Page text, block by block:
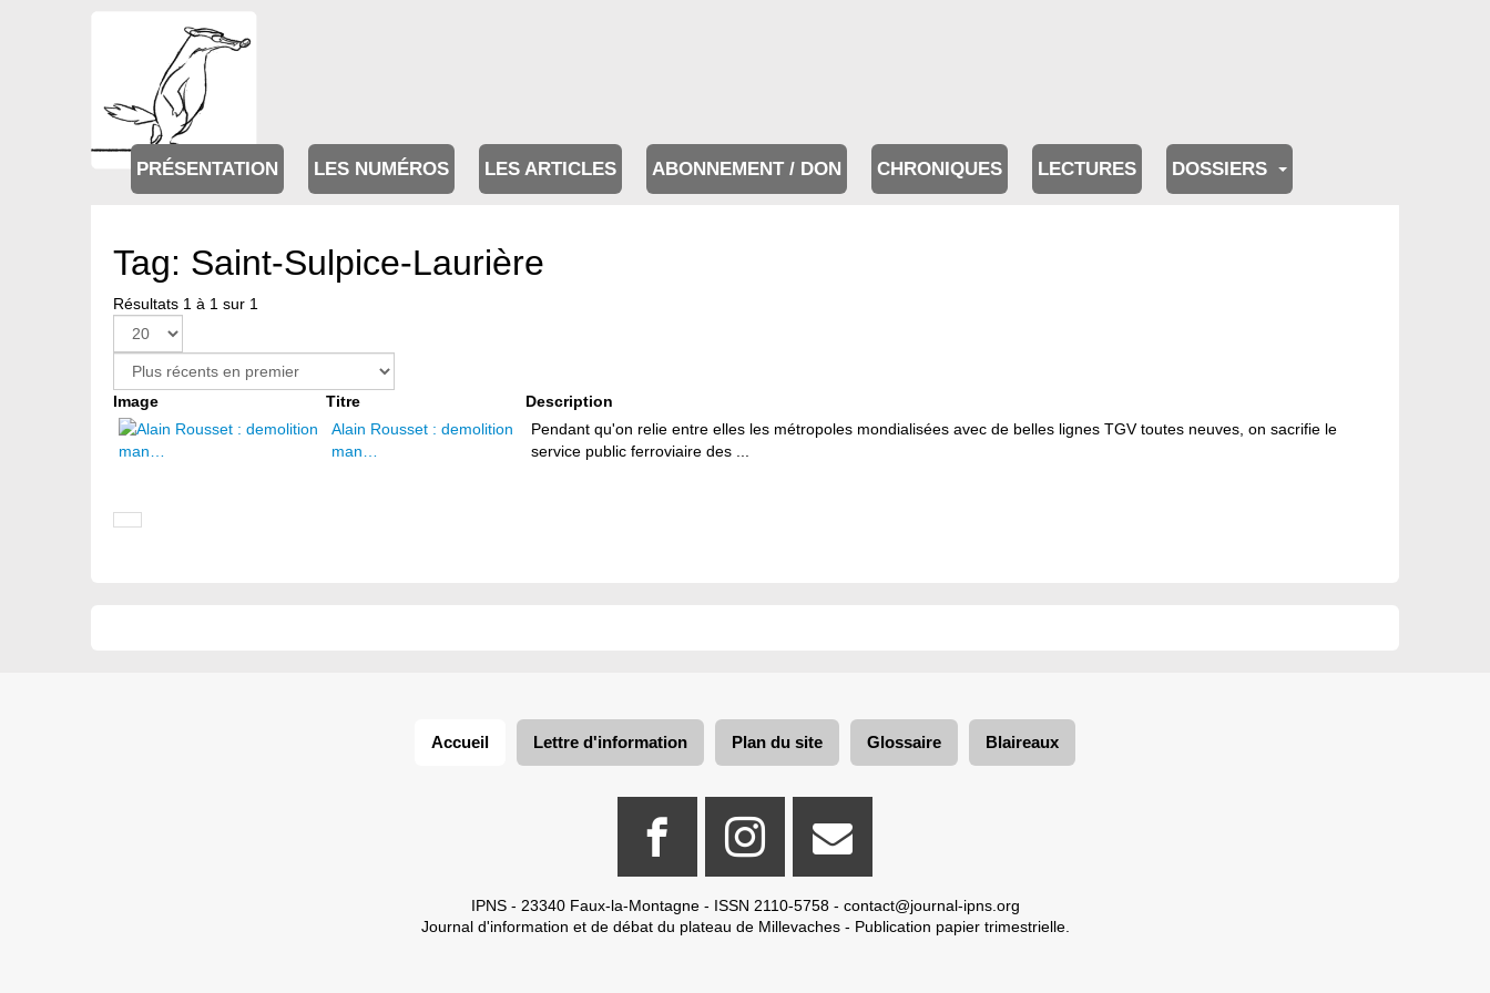
PRÉSENTATION LES NUMÉROS LES ARTICLES ABONNEMENT / DON CHRONIQUES LECTURES DOSSIERS
Tag: Saint-Sulpice-Laurière
Résultats 1 à 1 sur 1
Image Titre
Description
Alain Rousset : demolition
man…
Pendant qu'on relie entre elles les métropoles mondialisées avec de belles lignes TGV toutes neuves, on sacrifie le
service public ferroviaire des ...
Accueil Lettre d'information Plan du site Glossaire Blaireaux
IPNS - 23340 Faux-la-Montagne - ISSN 2110-5758 - contact@journal-ipns.org
Journal d'information et de débat du plateau de Millevaches - Publication papier trimestrielle.